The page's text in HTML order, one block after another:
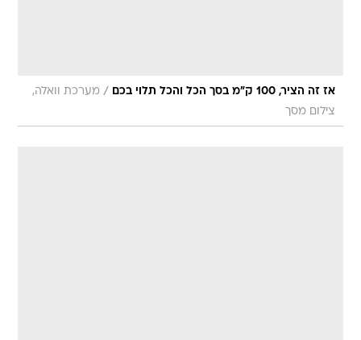
אז זה הציר, 100 ק"מ בסך הכל והכל תלוי בכם / מערכת וואלה,
צילום מסך